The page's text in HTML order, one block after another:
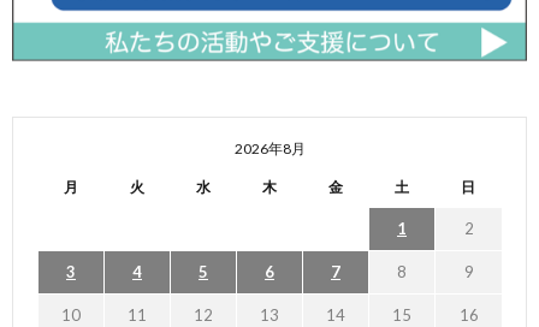
2026年8月
月 火 水 木 金 土 日
1 2
3 4 5 6 7 8 9
10 11 12 13 14 15 16